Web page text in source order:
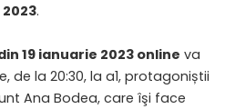
2023.
19 ianuarie 2023 online va
de la 20:30, la a1, protagoniștii
Ana Bodea, care îşi face